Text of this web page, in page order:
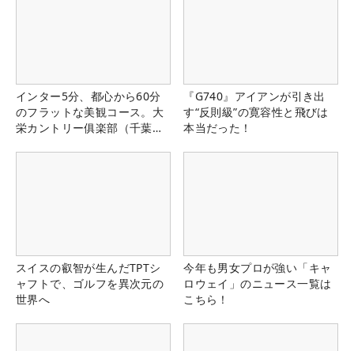
インター5分、都心から60分
のフラットな美観コース。大
栄カントリー俱楽部（千葉
『G740』アイアンが引き出
す“反則級”の寛容性と飛びは
本当だった！
スイスの叡智が生んだTPTシ
ャフトで、ゴルフを異次元の
世界へ
今年も男女プロが強い「キャ
ロウェイ」のニュース一覧は
こちら！